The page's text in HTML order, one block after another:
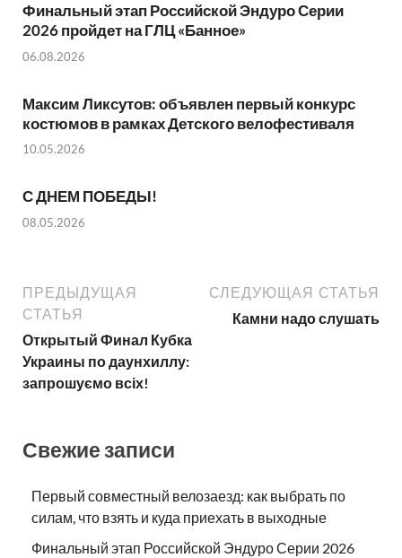
Финальный этап Российской Эндуро Серии
2026 пройдет на ГЛЦ «Банное»
06.08.2026
Максим Ликсутов: объявлен первый конкурс
костюмов в рамках Детского велофестиваля
10.05.2026
С ДНЕМ ПОБЕДЫ!
08.05.2026
ПРЕДЫДУЩАЯ
СТАТЬЯ
Открытый Финал Кубка
Украины по даунхиллу:
запрошуємо всіх!
СЛЕДУЮЩАЯ СТАТЬЯ
Камни надо слушать
Свежие записи
Первый совместный велозаезд: как выбрать по
силам, что взять и куда приехать в выходные
Финальный этап Российской Эндуро Серии 2026